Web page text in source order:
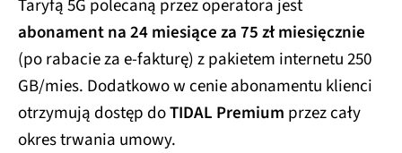
Taryfą 5G polecaną przez operatora jest
abonament na 24 miesiące za 75 zł miesięcznie
(po rabacie za e-fakturę) z pakietem internetu 250
GB/mies. Dodatkowo w cenie abonamentu klienci
otrzymują dostęp doTIDAL Premium przez cały
okres trwania umowy.